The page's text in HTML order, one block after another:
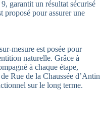
garantit un résultat sécurisé
proposé pour assurer une
mesure est posée pour
naturelle. Grâce à
à chaque étape,
Rue de la Chaussée d’Antin
sur le long terme.